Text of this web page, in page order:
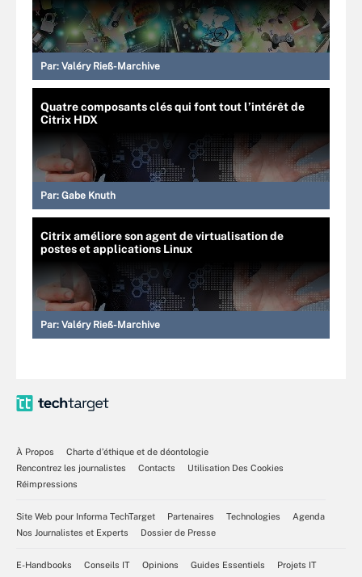
Par: Valéry Rieß-Marchive
Quatre composants clés qui font tout l’intérêt de
Citrix HDX
Par: Gabe Knuth
Citrix améliore son agent de virtualisation de
postes et applications Linux
Par: Valéry Rieß-Marchive
À Propos
Charte d’éthique et de déontologie
Rencontrez les journalistes
Contacts
Utilisation Des Cookies
Réimpressions
Site Web pour Informa TechTarget Partenaires Technologies
Agenda
Nos Journalistes et Experts
Dossier de Presse
E-Handbooks Conseils IT Opinions Guides Essentiels Projets IT